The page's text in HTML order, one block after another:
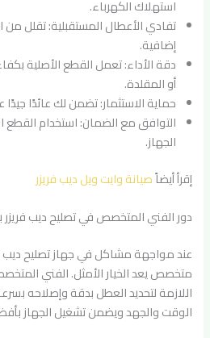
استهلاك الكهرباء.
تفادي الأعطال المستقبلية: تقلل
إضافية.
دقة الأداء: تعمل القطع الأصلية
أو المقلدة.
حماية الاستثمار: تضمن لك عائدًا
التوافق مع الضمان: استخدام
الجهاز.
إقرأ أيضاًصيانة وايت ويل ديب فريزر
دور الفني المتخصص في تصليح ديب
عند مواجهة مشاكل في جهاز تصليح ديب
متخصص يعد الخيار الأمثل. الفني
اللازمة لتحديد العطل بدقة وإصلاحه
الوقت والجهد ويضمن تشغيل الجهاز